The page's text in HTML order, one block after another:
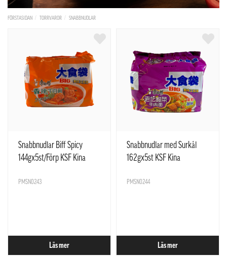
FÖRSTASIDAN TORRVAROR SNABBNUDLAR
Snabbnudlar Biff Spicy
144gx5st/Förp KSF Kina
PMSN0243
Läs mer
Snabbnudlar med Surkål
162gx5st KSF Kina
PMSN0244
Läs mer